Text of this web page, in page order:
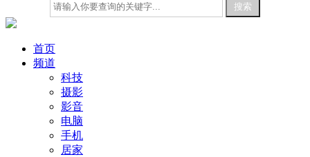
首页
频道
科技
摄影
影音
电脑
手机
居家